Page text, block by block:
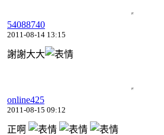
54088740
2011-08-14 13:15
謝謝大大
online425
2011-08-15 09:12
正啊